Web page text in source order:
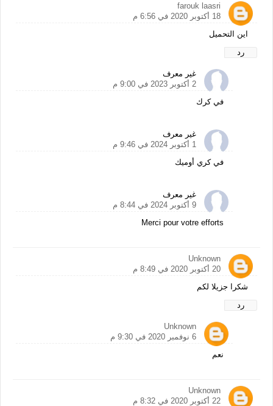
farouk laasri
18 أكتوبر 2020 في 6:56 م
اين التحميل
رد
غير معرف
2 أكتوبر 2023 في 9:00 م
في كرك
غير معرف
1 أكتوبر 2024 في 9:46 م
في كري أوميك
غير معرف
9 أكتوبر 2024 في 8:44 م
Merci pour votre efforts
Unknown
20 أكتوبر 2020 في 8:49 م
شكرا جزيلا لكم
رد
Unknown
6 نوفمبر 2020 في 9:30 م
نعم
Unknown
22 أكتوبر 2020 في 8:32 م